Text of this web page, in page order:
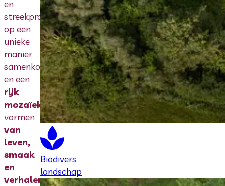
en
streekproducten
op een
unieke
manier
samenkomen
en een
rijk
mozaïek
vormen
van
leven,
smaak
en
verhalen.
Biodivers
landschap